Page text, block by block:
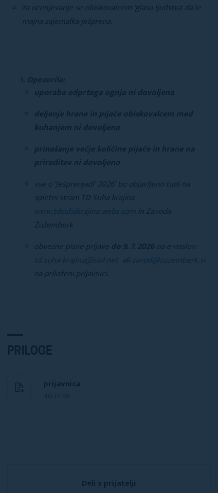
za ocenjevanje se obiskovalcem 'glasu ljudstva' da le
majna zajemalka ješprena.
uporaba odprtega ognja ni dovoljena
deljenje hrane in pijače obiskovalcem med
kuhanjem ni dovoljeno
prinašanje večje količine pijače in hrane na
prireditev ni dovoljeno
vse o 'Ješprenjadi' 2026' bo objavljeno tudi na
spletni strani TD Suha krajina
www.tdsuhakrajina.webs.com in Zavoda
Žužemberk
obvezne pisne prijave do 9. 7. 2026 na e-naslov:
td.suha-krajina@siol.netalizavod@zuzemberk.si
na priloženi prijavnici.
PRILOGE
prijavnica
Deli s prijatelji